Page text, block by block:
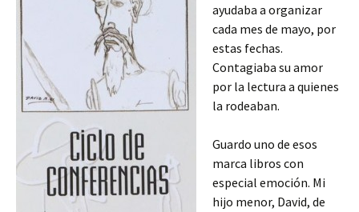
ayudaba a organizar
cada mes de mayo, por
estas fechas.
Contagiaba su amor
por la lectura a quienes
la rodeaban.
Guardo uno de esos
marca libros con
especial emoción. Mi
hijo menor, David, de